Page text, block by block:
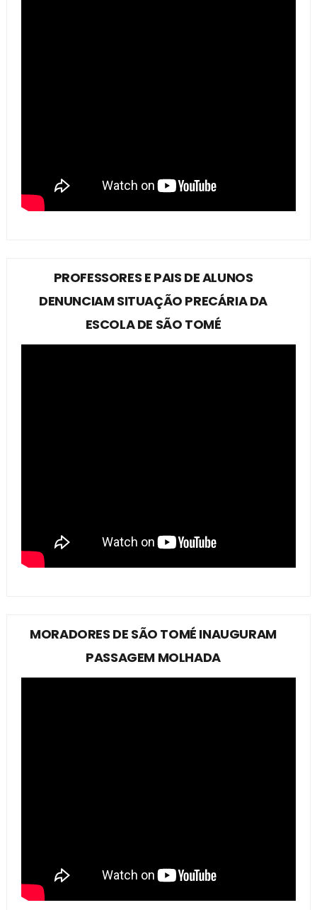
PROFESSORES E PAIS DE ALUNOS
DENUNCIAM SITUAÇÃO PRECÁRIA DA
ESCOLA DE SÃO TOMÉ
MORADORES DE SÃO TOMÉ INAUGURAM
PASSAGEM MOLHADA